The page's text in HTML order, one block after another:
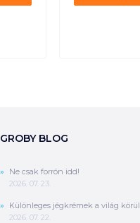
GROBY BLOG
Ne csak forrón idd!
2026. 07. 23.
Különleges jégkrémek a világ körül
2026. 07. 22.